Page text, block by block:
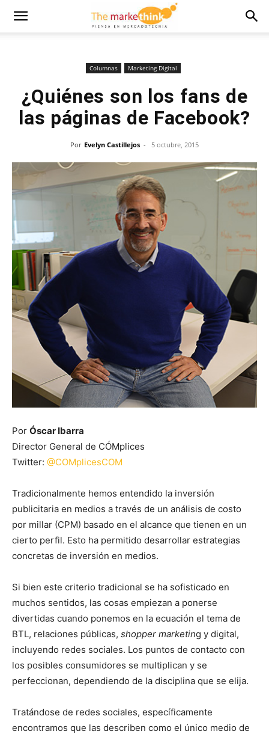
Columnas Marketing Digital
¿Quiénes son los fans de
las páginas de Facebook?
Por Evelyn Castillejos - 5 octubre, 2015
Por Óscar Ibarra
Director General de CÓMplices
Twitter: @COMplicesCOM
Tradicionalmente hemos entendido la inversión
publicitaria en medios a través de un análisis de costo
por millar (CPM) basado en el alcance que tienen en un
cierto perfil. Esto ha permitido desarrollar estrategias
concretas de inversión en medios.
Si bien este criterio tradicional se ha sofisticado en
muchos sentidos, las cosas empiezan a ponerse
divertidas cuando ponemos en la ecuación el tema de
BTL, relaciones públicas, shopper marketing y digital,
incluyendo redes sociales. Los puntos de contacto con
los posibles consumidores se multiplican y se
perfeccionan, dependiendo de la disciplina que se elija.
Tratándose de redes sociales, específicamente
encontramos que las describen como el único medio de